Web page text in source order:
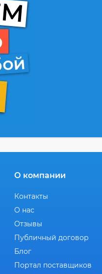
О компании
Контакты
О нас
Отзывы
Публичный договор
Блог
Портал поставщиков